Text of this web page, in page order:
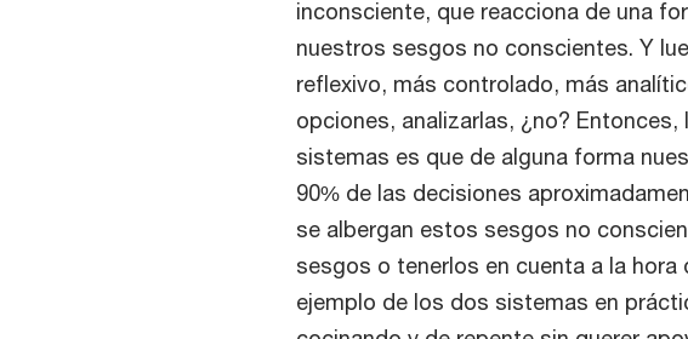
inconsciente, que reacciona de una
nuestros sesgos no conscientes. Y
reflexivo, más controlado, más
opciones, analizarlas, ¿no?
sistemas es que de alguna forma
90% de las decisiones
se albergan estos sesgos no
sesgos o tenerlos en cuenta a la
ejemplo de los dos sistemas en